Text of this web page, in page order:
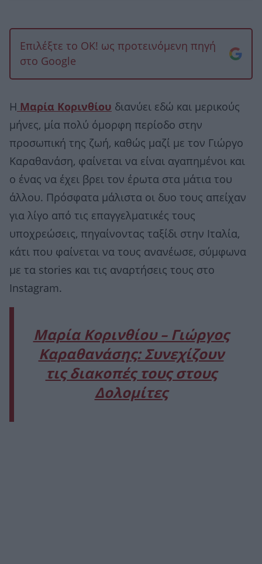
Επιλέξτε το OK! ως προτεινόμενη πηγή
στο Google
Η Μαρία Κορινθίου διανύει εδώ και μερικούς
μήνες, μία πολύ όμορφη περίοδο στην
προσωπική της ζωή, καθώς μαζί με τον Γιώργο
Καραθανάση, φαίνεται να είναι αγαπημένοι και
ο ένας να έχει βρει τον έρωτα στα μάτια του
άλλου. Πρόσφατα μάλιστα οι δυο τους απείχαν
για λίγο από τις επαγγελματικές τους
υποχρεώσεις, πηγαίνοντας ταξίδι στην Ιταλία,
κάτι που φαίνεται να τους ανανέωσε, σύμφωνα
με τα stories και τις αναρτήσεις τους στο
Instagram.
Μαρία Κορινθίου – Γιώργος
Καραθανάσης: Συνεχίζουν
τις διακοπές τους στους
Δολομίτες